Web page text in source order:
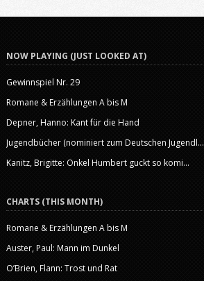
NOW PLAYING (JUST LOOKED AT)
Gewinnspiel Nr. 29
Romane & Erzählungen A bis M
Depner, Hanno: Kant für die Hand
Jugendbücher (nominiert zum Deutschen Jugendl...
Kanitz, Brigitte: Onkel Humbert guckt so komi...
CHARTS (THIS MONTH)
Romane & Erzählungen A bis M
Auster, Paul: Mann im Dunkel
O’Brien, Flann: Trost und Rat